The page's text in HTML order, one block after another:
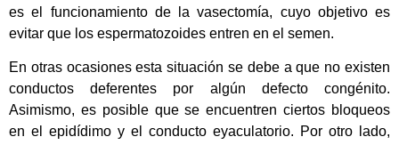
es el funcionamiento de la vasectomía, cuyo objetivo es
evitar que los espermatozoides entren en el semen.
En otras ocasiones esta situación se debe a que no existen
conductos deferentes por algún defecto congénito.
Asimismo, es posible que se encuentren ciertos bloqueos
en el epidídimo y el conducto eyaculatorio. Por otro lado,